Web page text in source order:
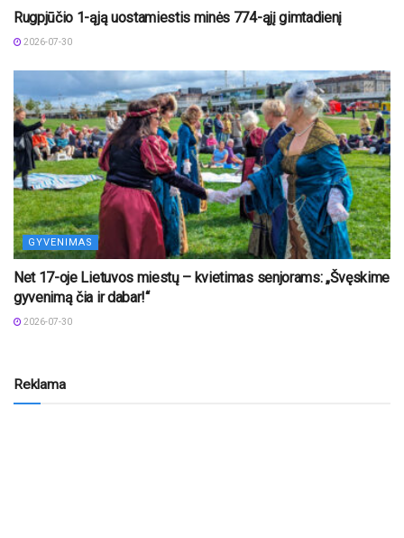
Rugpjūčio 1-ąją uostamiestis minės 774-ąjį gimtadienį
2026-07-30
GYVENIMAS
Net 17-oje Lietuvos miestų – kvietimas senjorams: „Švęskime
gyvenimą čia ir dabar!“
2026-07-30
Reklama